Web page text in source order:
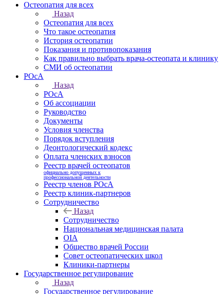
Остеопатия для всех
Назад
Остеопатия для всех
Что такое остеопатия
История остеопатии
Показания и противопоказания
Как правильно выбрать врача-остеопата и клинику
СМИ об остеопатии
РОсА
Назад
РОсА
Об ассоциации
Руководство
Документы
Условия членства
Порядок вступления
Деонтологический кодекс
Оплата членских взносов
Реестр врачей остеопатов
официально допущенных к
профессиональной деятельности
Реестр членов РОсА
Реестр клиник-партнеров
Сотрудничество
Назад
Сотрудничество
Национальная медицинская палата
OIA
Общество врачей России
Совет остеопатических школ
Клиники-партнеры
Государственное регулирование
Назад
Государственное регулирование